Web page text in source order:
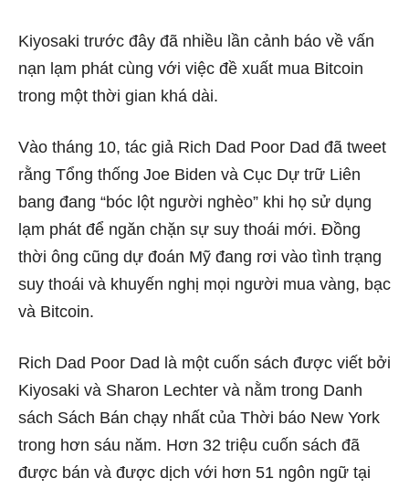
Kiyosaki trước đây đã nhiều lần cảnh báo về vấn
nạn lạm phát cùng với việc đề xuất mua Bitcoin
trong một thời gian khá dài.
Vào tháng 10, tác giả Rich Dad Poor Dad đã tweet
rằng Tổng thống Joe Biden và Cục Dự trữ Liên
bang đang “bóc lột người nghèo” khi họ sử dụng
lạm phát để ngăn chặn sự suy thoái mới. Đồng
thời ông cũng dự đoán Mỹ đang rơi vào tình trạng
suy thoái và khuyến nghị mọi người mua vàng, bạc
và Bitcoin.
Rich Dad Poor Dad là một cuốn sách được viết bởi
Kiyosaki và Sharon Lechter và nằm trong Danh
sách Sách Bán chạy nhất của Thời báo New York
trong hơn sáu năm. Hơn 32 triệu cuốn sách đã
được bán và được dịch với hơn 51 ngôn ngữ tại